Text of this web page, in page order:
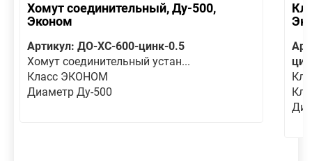
Хомут соединительный, Ду-500,
Эконом
Артикул: ДО-ХС-600-цинк-0.5
Хомут соединительный устан...
Класс ЭКОНОМ
Диаметр Ду-500